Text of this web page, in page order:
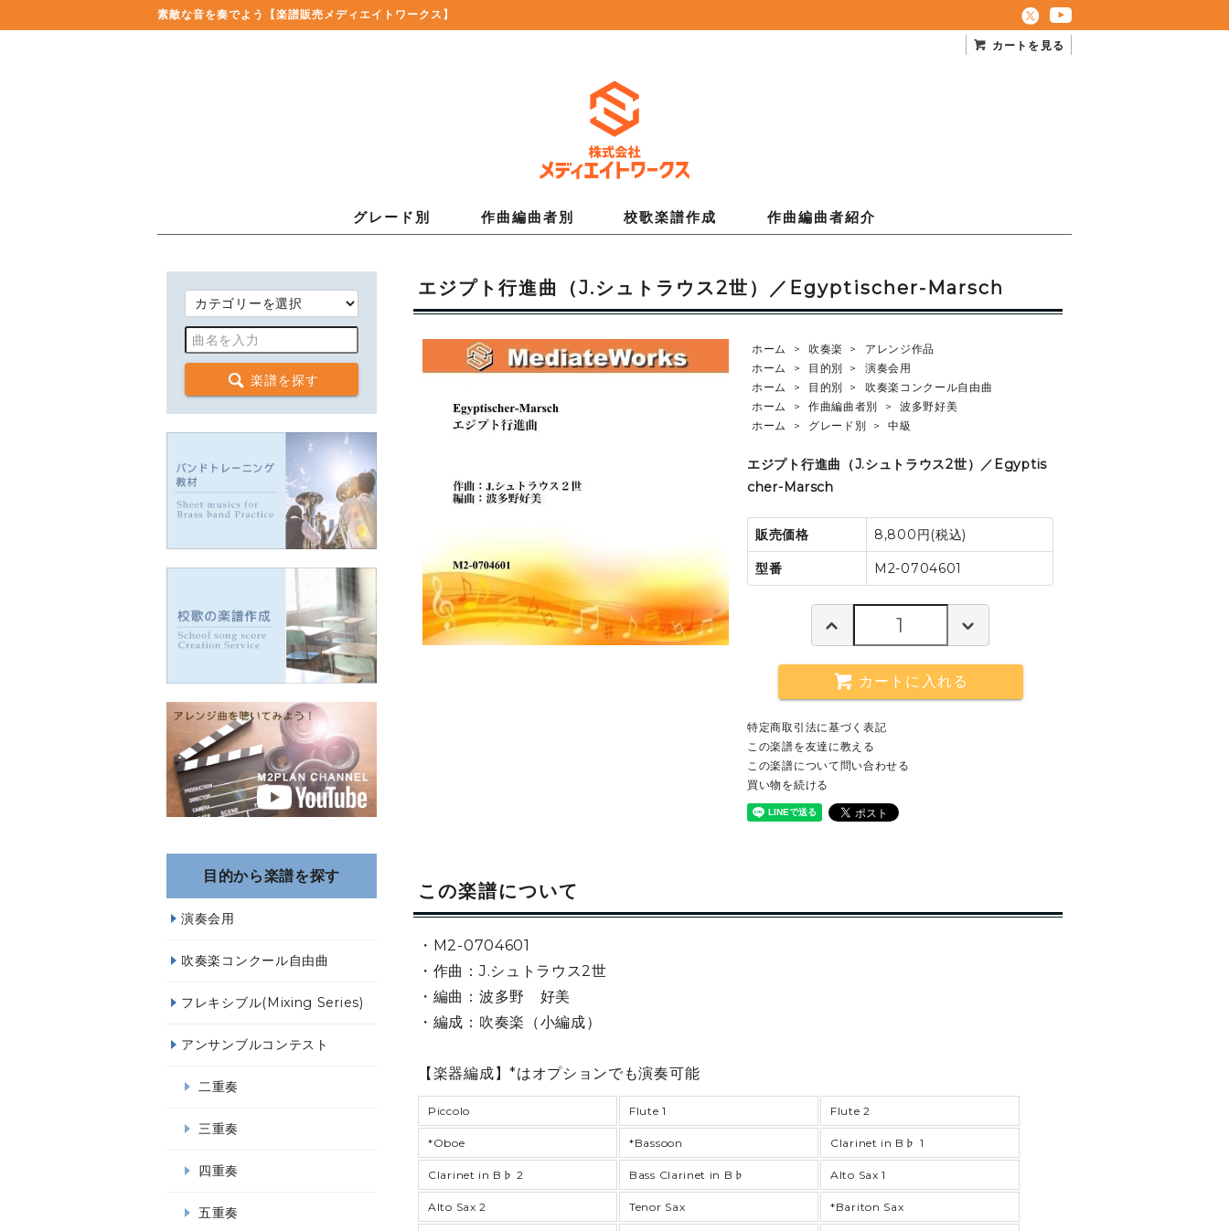
素敵な音を奏でよう 【楽譜販売メディエイトワークス】
カートを見る
グレード別 作曲編曲者別 校歌楽譜作成 作曲編曲者紹介
エジプト行進曲（J.シュトラウス2世）／Egyptischer-Marsch
ホーム > 吹奏楽 >
アレンジ作品
ホーム
> 目的別 >
演奏会用
ホーム
> 目的別 >
吹奏楽コンクール自由曲
ホーム
> 作曲編曲者別 >
波多野好美
ホーム
> グレード別 > 中級
エジプト行進曲（J.シュトラウス2世）／Egyptis
cher-Marsch
販売価格 8,800円(税込)
型番 M2-0704601
カートに入れる
特定商取引法に基づく表記
この楽譜を友達に教える
この楽譜について問い合わせる
買い物を続ける
この楽譜について
・M2-0704601
・作曲：J.シュトラウス2世
・編曲：波多野 好美
・編成：吹奏楽（小編成）
【楽器編成】*はオプションでも演奏可能
Piccolo Flute 1 Flute 2
*Oboe *Bassoon Clarinet in B♭ 1
Clarinet in B♭ 2 Bass Clarinet in B♭ Alto Sax 1
Alto Sax 2 Tenor Sax *Bariton Sax
楽譜を探す
目的から楽譜を探す
演奏会用
吹奏楽コンクール自由曲
フレキシブル(Mixing Series)
アンサンブルコンテスト
二重奏
三重奏
四重奏
五重奏